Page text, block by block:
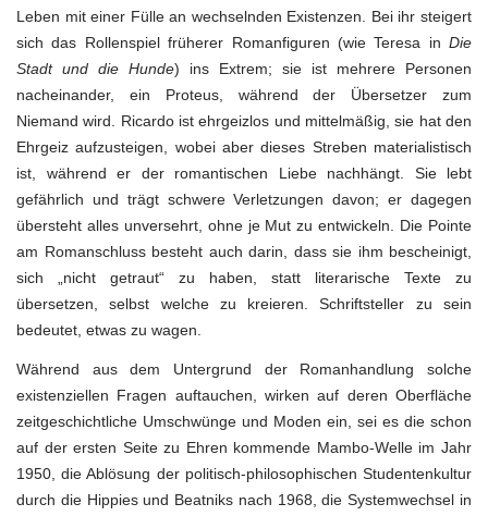
Leben mit einer Fülle an wechselnden Existenzen. Bei ihr steigert
sich das Rollenspiel früherer Romanfiguren (wie Teresa in Die
Stadt und die Hunde) ins Extrem; sie ist mehrere Personen
nacheinander, ein Proteus, während der Übersetzer zum
Niemand wird. Ricardo ist ehrgeizlos und mittelmäßig, sie hat den
Ehrgeiz aufzusteigen, wobei aber dieses Streben materialistisch
ist, während er der romantischen Liebe nachhängt. Sie lebt
gefährlich und trägt schwere Verletzungen davon; er dagegen
übersteht alles unversehrt, ohne je Mut zu entwickeln. Die Pointe
am Romanschluss besteht auch darin, dass sie ihm bescheinigt,
sich „nicht getraut“ zu haben, statt literarische Texte zu
übersetzen, selbst welche zu kreieren. Schriftsteller zu sein
bedeutet, etwas zu wagen.
Während aus dem Untergrund der Romanhandlung solche
existenziellen Fragen auftauchen, wirken auf deren Oberfläche
zeitgeschichtliche Umschwünge und Moden ein, sei es die schon
auf der ersten Seite zu Ehren kommende Mambo-Welle im Jahr
1950, die Ablösung der politisch-philosophischen Studentenkultur
durch die Hippies und Beatniks nach 1968, die Systemwechsel in